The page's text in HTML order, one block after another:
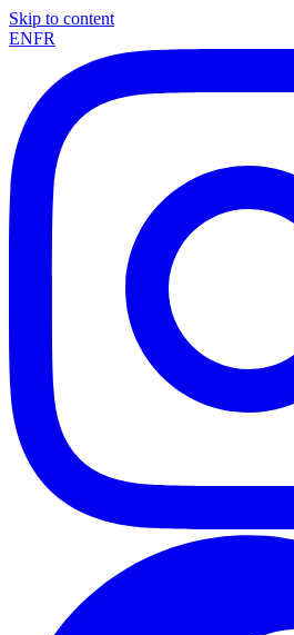
Skip to content
ENFR